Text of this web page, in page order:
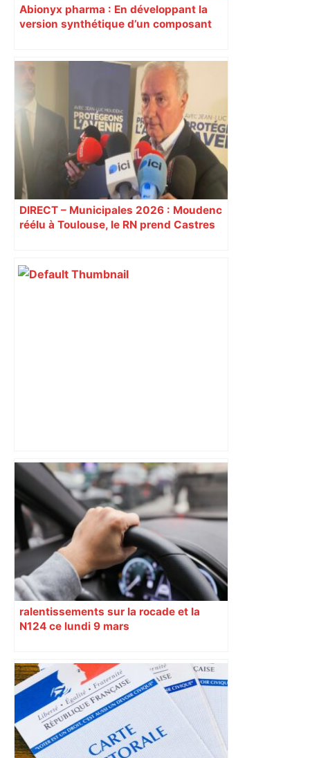
Abionyx pharma : En développant la
version synthétique d’un composant
flambe de 25%
DIRECT – Municipales 2026 : Moudenc
réélu à Toulouse, le RN prend Castres
Un homme allongé sur les rails : il
meurt percuté par un train, le trafic
ferroviaire à l’arrêt dans le Lauragais,
au sud de Toulouse – ladepeche.fr
ralentissements sur la rocade et la
N124 ce lundi 9 mars